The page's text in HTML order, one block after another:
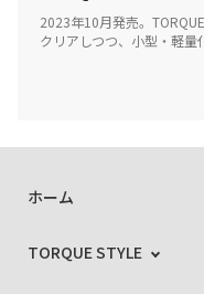
2023年10月発売。
クリアしつつ、小型・軽量
ホーム
TORQUE STYLE